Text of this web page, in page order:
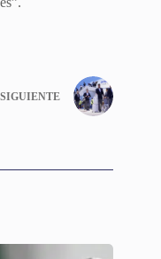
SIGUIENTE